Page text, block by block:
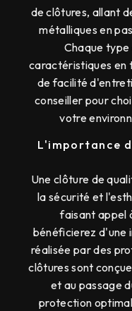
de clôtures, allant
métalliques en
Chaque type
caractéristiques en
de facilité
conseiller pour
votre
L'importance
Une clôture de
la sécurité et
faisant appel
bénéficierez d'une
réalisée par des
clôtures sont
et au passage
protection